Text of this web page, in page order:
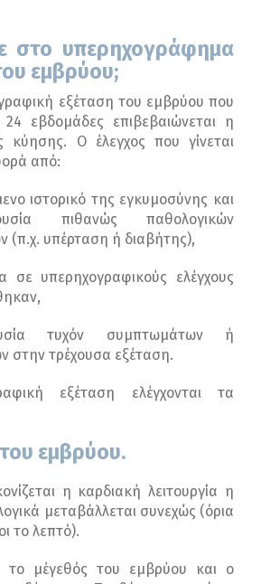
στο υπερηχογράφημα
εμβρύου;
εξέταση του εμβρύου που
24 εβδομάδες επιβεβαιώνεται η
κύησης. Ο έλεγχος που γίνεται
από:
ιστορικό της εγκυμοσύνης και
πιθανώς παθολογικών
(π.χ. υπέρταση ή διαβήτης),
σε υπερηχογραφικούς ελέγχους
τυχόν συμπτωμάτων ή
στην τρέχουσα εξέταση.
εξέταση ελέγχονται τα
εμβρύου.
η καρδιακή λειτουργία η
μεταβάλλεται συνεχώς (όρια
το λεπτό).
το μέγεθός του εμβρύου και ο